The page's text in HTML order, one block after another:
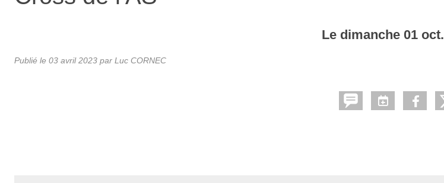
Le dimanche 01 oct.
Publié le 03 avril 2023 par Luc CORNEC